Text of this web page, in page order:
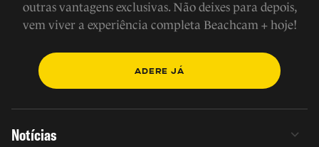
outras vantagens exclusivas. Não deixes para depois,
vem viver a experiência completa Beachcam + hoje!
ADERE JÁ
Notícias